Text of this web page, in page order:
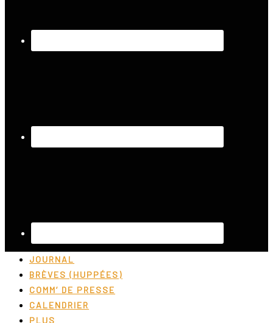
JOURNAL
BRÈVES (HUPPÉES)
COMM’ DE PRESSE
CALENDRIER
PLUS